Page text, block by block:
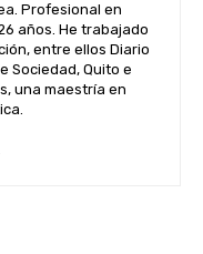
Profesional en
años. He trabajado
entre ellos Diario
Sociedad, Quito e
una maestría en